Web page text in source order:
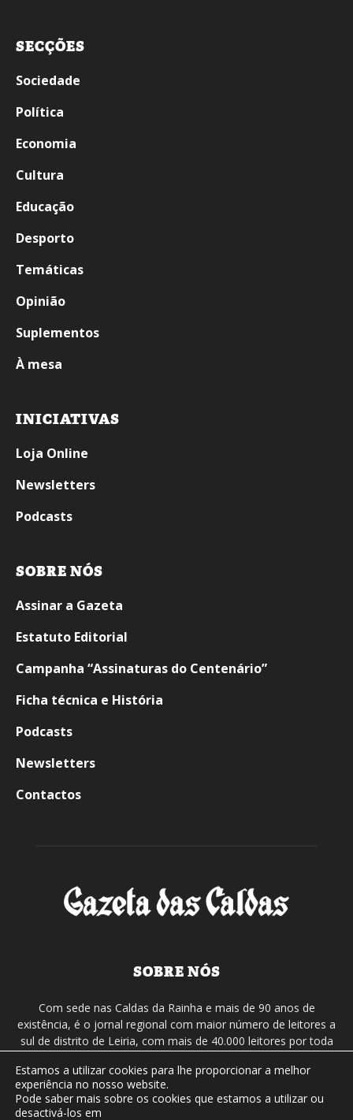
SECÇÕES
Sociedade
Política
Economia
Cultura
Educação
Desporto
Temáticas
Opinião
Suplementos
À mesa
INICIATIVAS
Loja Online
Newsletters
Podcasts
SOBRE NÓS
Assinar a Gazeta
Estatuto Editorial
Campanha “Assinaturas do Centenário”
Ficha técnica e História
Podcasts
Newsletters
Contactos
SOBRE NÓS
Com sede nas Caldas da Rainha e mais de 90 anos de
existência, é o jornal regional com maior número de leitores a
sul de distrito de Leiria, com mais de 40.000 leitores por toda
Continental e assinatura online.
Estamos a utilizar cookies para lhe proporcionar a melhor
experiência no nosso website.
Pode saber mais sobre os cookies que estamos a utilizar ou
desactivá-los em